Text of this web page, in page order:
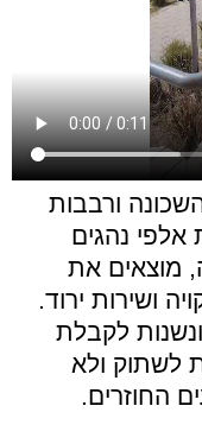
ורבבות
אלפי נהגים
מוצאים את
ושירות ירוד.
לקבלת
לשתוק ולא
החוזרים.